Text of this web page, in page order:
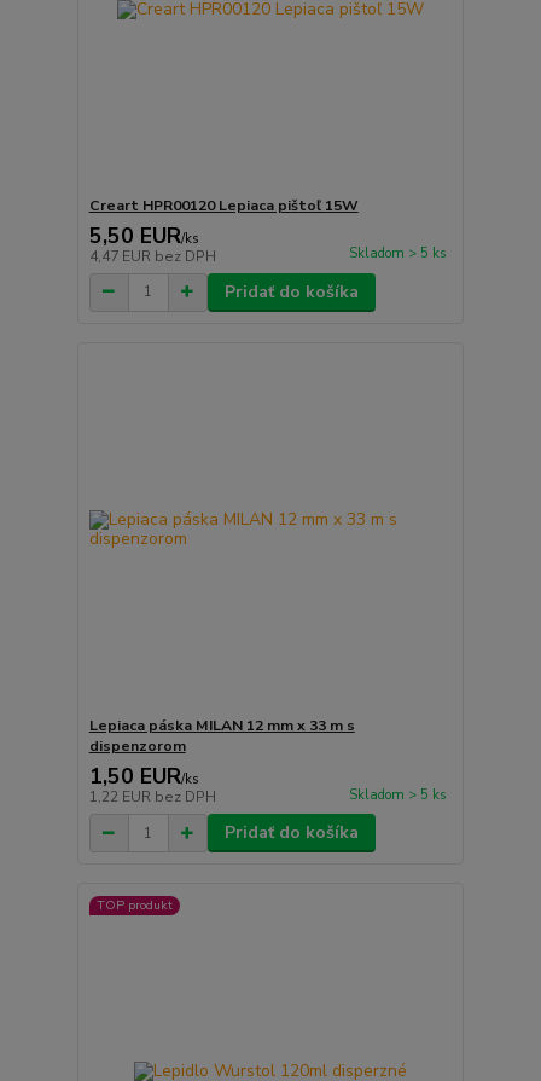
Creart HPR00120 Lepiaca pištoľ 15W
5,50 EUR/ks
4,47 EUR bez DPH Skladom > 5 ks
Pridať do košíka
Lepiaca páska MILAN 12 mm x 33 m s
dispenzorom
1,50 EUR/ks
1,22 EUR bez DPH Skladom > 5 ks
Pridať do košíka
TOP produkt